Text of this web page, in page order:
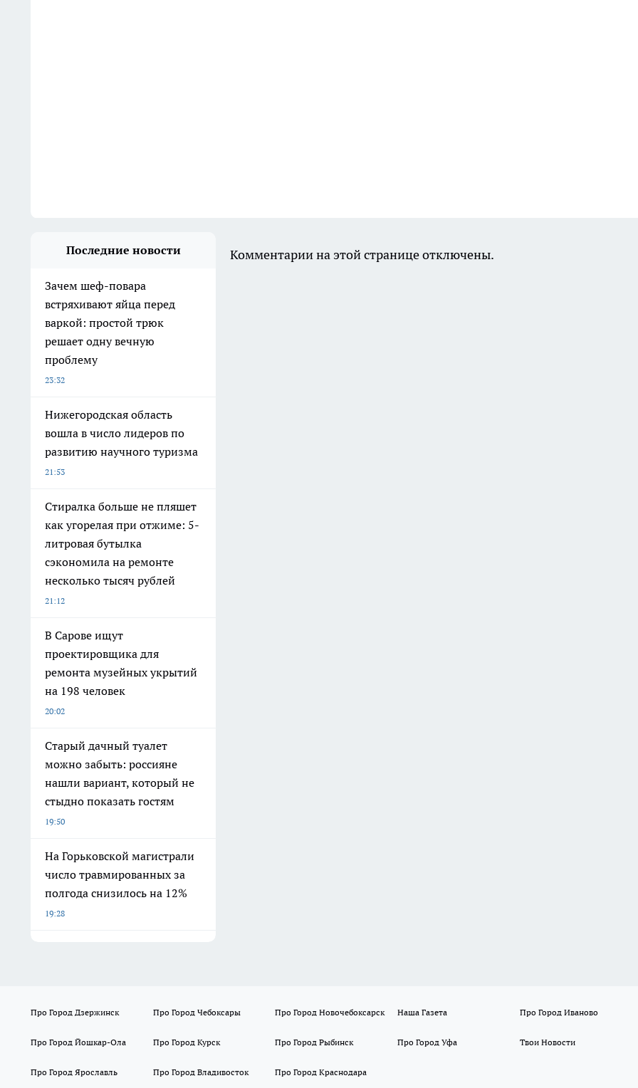
Последние новости
Зачем шеф-повара
встряхивают яйца перед
варкой: простой трюк
решает одну вечную
проблему
23:32
Нижегородская область
вошла в число лидеров по
развитию научного туризма
21:53
Стиралка больше не пляшет
как угорелая при отжиме: 5-
литровая бутылка
сэкономила на ремонте
несколько тысяч рублей
21:12
В Сарове ищут
проектировщика для
ремонта музейных укрытий
на 198 человек
20:02
Старый дачный туалет
можно забыть: россияне
нашли вариант, который не
стыдно показать гостям
19:50
На Горьковской магистрали
число травмированных за
полгода снизилось на 12%
19:28
Комментарии на этой странице отключены.
Про Город Дзержинск Про Город Чебоксары Про Город Новочебоксарск Наша Газета Про Город Иваново
Про Город Йошкар-Ола Про Город Курск Про Город Рыбинск Про Город Уфа Твои Новости
Про Город Ярославль Про Город Владивосток Про Город Краснодара